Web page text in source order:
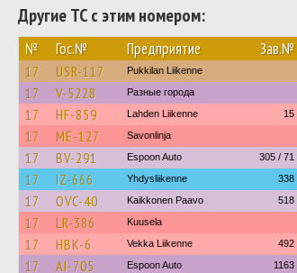
Другие ТС с этим номером:
№ Гос.№ Предприятие Зав.№
17 USR-117 Pukkilan Liikenne
17 V-5228 Разные города
17 HF-859 Lahden Liikenne 15
17 ME-127 Savonlinja
17 BV-291 Espoon Auto 305 / 71
17 IZ-666 Yhdysliikenne 338
17 OVC-40 Kaikkonen Paavo 518
17 LR-386 Kuusela
17 HBK-6 Vekka Liikenne 492
17 AI-705 Espoon Auto 1163